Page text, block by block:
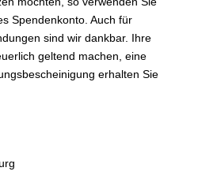
Spendenkonto. Auch für
sind wir dankbar. Ihre
geltend machen, eine
erhalten Sie